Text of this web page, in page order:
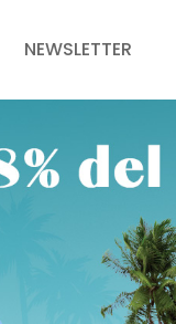
NEWSLETTER